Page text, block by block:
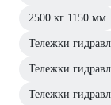
2500 кг 1150 мм
Тележки
Тележки
Тележки